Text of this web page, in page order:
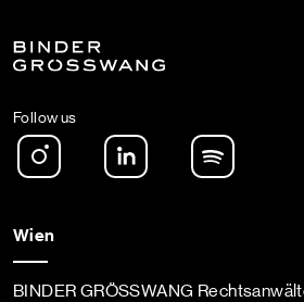
Follow us
Instagram LinkedIn
Wien
BINDER GRÖSSWANG